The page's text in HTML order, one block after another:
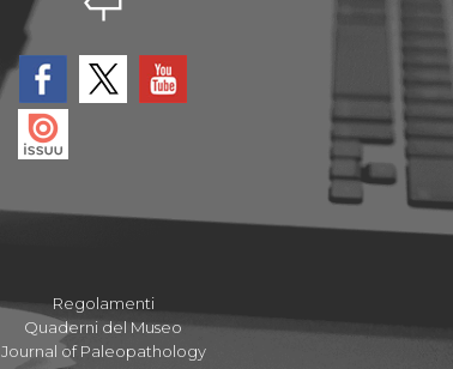
Regolamenti
Quaderni del Museo
Journal of Paleopathology